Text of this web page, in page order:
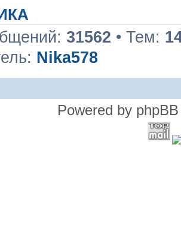
31562 • Тем:
Nika578
Powered by